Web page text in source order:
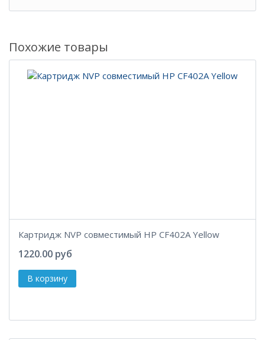
Похожие товары
Картридж NVP совместимый HP CF402A Yellow
1220.00 руб